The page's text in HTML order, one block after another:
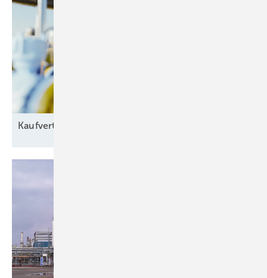
Kaufvertrag für grünes